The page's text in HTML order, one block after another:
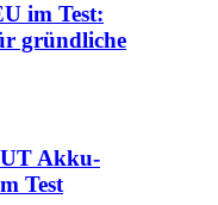
im Test:
gründliche
Akku-
Test